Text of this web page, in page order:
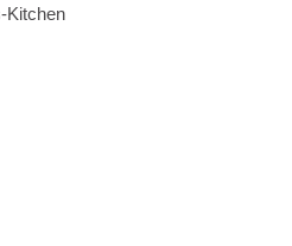
Kitchen